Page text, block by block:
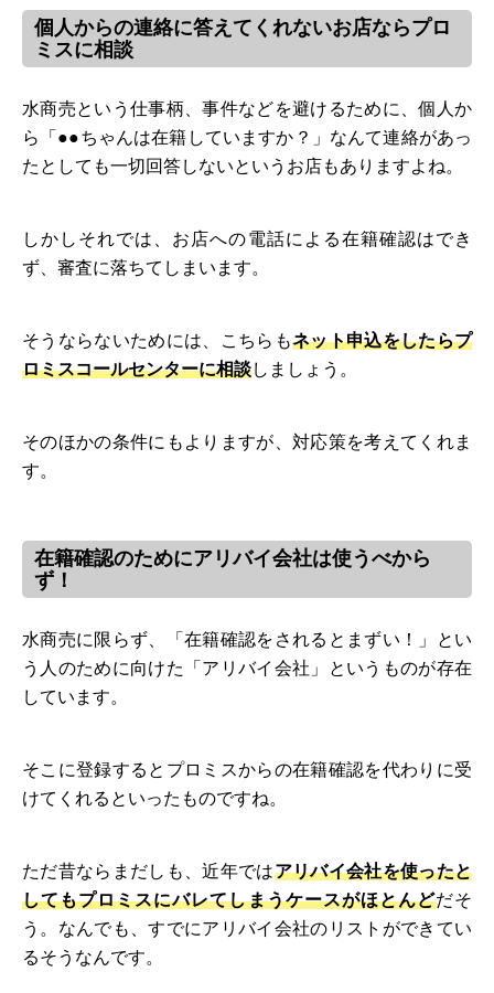
個人からの連絡に答えてくれないお店ならプロ
ミスに相談
水商売という仕事柄、事件などを避けるために、個人か
ら「●●ちゃんは在籍していますか？」なんて連絡があっ
たとしても一切回答しないというお店もありますよね。
しかしそれでは、お店への電話による在籍確認はでき
ず、審査に落ちてしまいます。
そうならないためには、こちらもネット申込をしたらプ
ロミスコールセンターに相談しましょう。
そのほかの条件にもよりますが、対応策を考えてくれま
す。
在籍確認のためにアリバイ会社は使うべから
ず！
水商売に限らず、「在籍確認をされるとまずい！」とい
う人のために向けた「アリバイ会社」というものが存在
しています。
そこに登録するとプロミスからの在籍確認を代わりに受
けてくれるといったものですね。
ただ昔ならまだしも、近年ではアリバイ会社を使ったと
してもプロミスにバレてしまうケースがほとんどだそ
う。なんでも、すでにアリバイ会社のリストができてい
るそうなんです。